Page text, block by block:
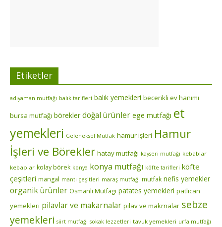
Etiketler
adıyaman mutfağı balık tarifleri balık yemekleri becerikli ev hanımı
bursa mutfağı börekler doğal ürünler ege mutfağı et
yemekleri Geleneksel Mutfak hamur işleri Hamur
İşleri ve Börekler hatay mutfağı kayseri mutfağı kebablar
kebaplar kolay börek konya konya mutfağı köfte tarifleri köfte
çeşitleri mangal mantı çeşitleri maraş mutfağı mutfak nefis yemekler
organik ürünler Osmanli Mutfagi patates yemekleri patlıcan
yemekleri pilavlar ve makarnalar pilav ve makrnalar sebze
yemekleri siirt mutfağı sokak lezzetleri tavuk yemekleri urfa mutfağı